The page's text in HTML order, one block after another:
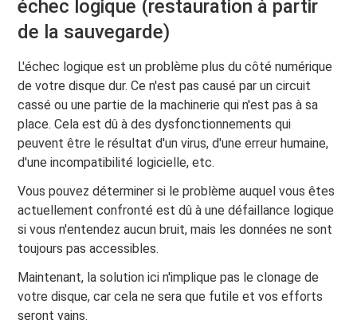
échec logique (restauration à partir
de la sauvegarde)
L'échec logique est un problème plus du côté numérique
de votre disque dur. Ce n'est pas causé par un circuit
cassé ou une partie de la machinerie qui n'est pas à sa
place. Cela est dû à des dysfonctionnements qui
peuvent être le résultat d'un virus, d'une erreur humaine,
d'une incompatibilité logicielle, etc.
Vous pouvez déterminer si le problème auquel vous êtes
actuellement confronté est dû à une défaillance logique
si vous n'entendez aucun bruit, mais les données ne sont
toujours pas accessibles.
Maintenant, la solution ici n'implique pas le clonage de
votre disque, car cela ne sera que futile et vos efforts
seront vains.